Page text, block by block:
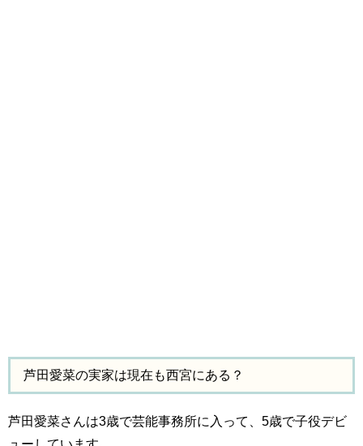
芦田愛菜の実家は現在も西宮にある？
芦田愛菜さんは3歳で芸能事務所に入って、5歳で子役デビ